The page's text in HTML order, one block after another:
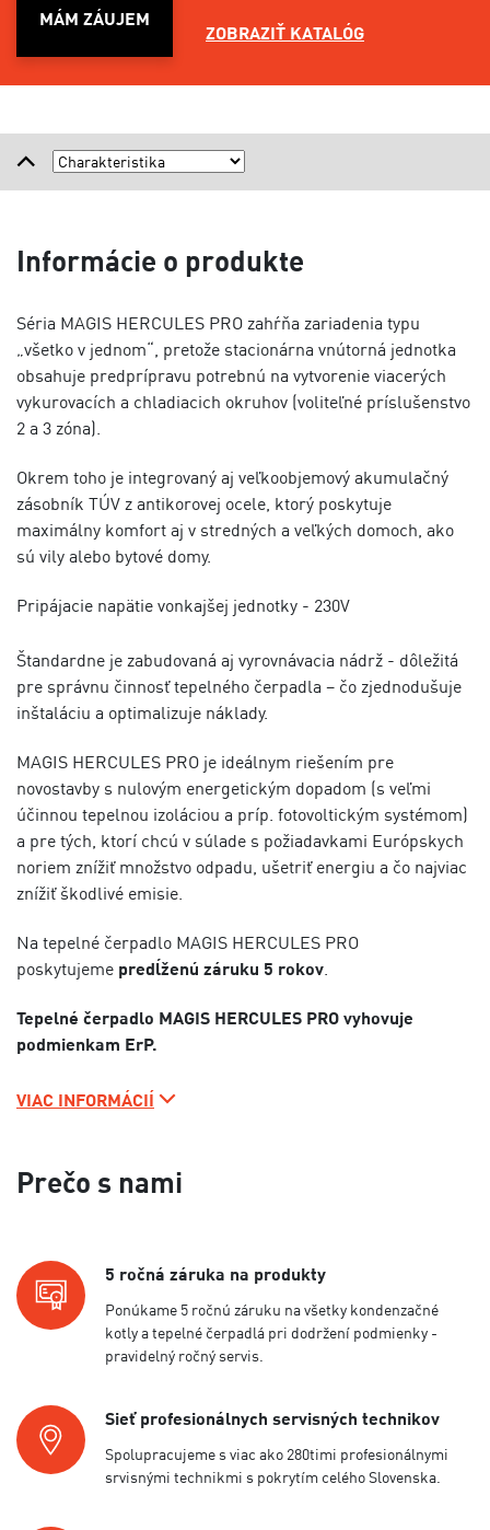
MÁM ZÁUJEM
ZOBRAZIŤ KATALÓG
Informácie o produkte
Séria MAGIS HERCULES PRO zahŕňa zariadenia typu
„všetko v jednom“, pretože stacionárna vnútorná jednotka
obsahuje predprípravu potrebnú na vytvorenie viacerých
vykurovacích a chladiacich okruhov (voliteľné príslušenstvo
2 a 3 zóna).
Okrem toho je integrovaný aj veľkoobjemový akumulačný
zásobník TÚV z antikorovej ocele, ktorý poskytuje
maximálny komfort aj v stredných a veľkých domoch, ako
sú vily alebo bytové domy.
Pripájacie napätie vonkajšej jednotky - 230V
Štandardne je zabudovaná aj vyrovnávacia nádrž - dôležitá
pre správnu činnosť tepelného čerpadla – čo zjednodušuje
inštaláciu a optimalizuje náklady.
MAGIS HERCULES PRO je ideálnym riešením pre
novostavby s nulovým energetickým dopadom (s veľmi
účinnou tepelnou izoláciou a príp. fotovoltickým systémom)
a pre tých, ktorí chcú v súlade s požiadavkami Európskych
noriem znížiť množstvo odpadu, ušetriť energiu a čo najviac
znížiť škodlivé emisie.
Na tepelné čerpadlo MAGIS HERCULES PRO
poskytujeme predĺženú záruku 5 rokov.
Tepelné čerpadlo MAGIS HERCULES PRO vyhovuje
podmienkam ErP.
VIAC INFORMÁCIÍ
Prečo s nami
5 ročná záruka na produkty
Ponúkame 5 ročnú záruku na všetky kondenzačné
kotly a tepelné čerpadlá pri dodržení podmienky -
pravidelný ročný servis.
Sieť profesionálnych servisných technikov
Spolupracujeme s viac ako 280timi profesionálnymi
srvisnými technikmi s pokrytím celého Slovenska.